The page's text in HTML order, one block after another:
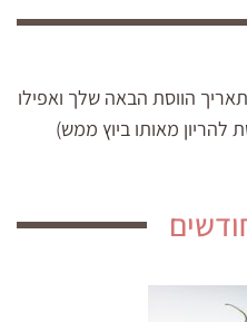
הווסת הבאה שלך ואפילו
מאותו ביוץ ממש)